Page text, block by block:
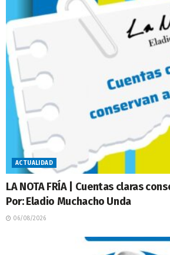
ACTUALIDAD
LA NOTA FRÍA | Cuentas claras
Por: Eladio Muchacho Unda
06/08/2026